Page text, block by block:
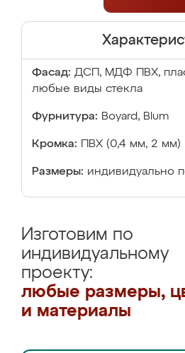
Фасад: ДСП, МДФ ПВХ,
любые виды стекла
Фурнитура: Boyard, Blum
Кромка: ПВХ (0,4 мм, 2 мм)
Размеры: индивидуально
Изготовим по
индивидуальному
проекту:
любые размеры,
и материалы